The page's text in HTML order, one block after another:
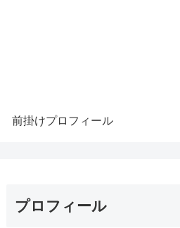
前掛けプロフィール
プロフィール